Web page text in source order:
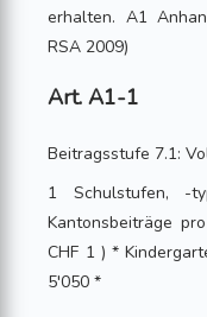
erhalten. A1
RSA 2009)
Art. A1-1
Beitragsstufe 7.1:
1 Schulstufen, -
Kantonsbeiträge
CHF 1 ) *
5'050 *